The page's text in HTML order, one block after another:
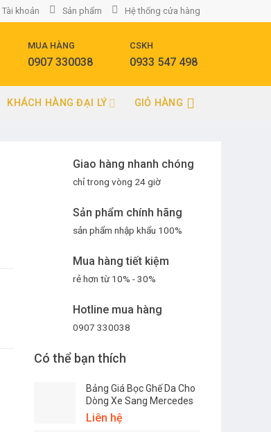
Tài khoản Sản phẩm Hệ thống cửa hàng
MUA HÀNG
0907 330038
CSKH
0933 547 498
KHÁCH HÀNG ĐẠI LÝ GIỎ HÀNG
Giao hàng nhanh chóng
chỉ trong vòng 24 giờ
Sản phẩm chính hãng
sản phẩm nhập khẩu 100%
Mua hàng tiết kiệm
rẻ hơn từ 10% - 30%
Hotline mua hàng
0907 330038
Có thể bạn thích
Bảng Giá Bọc Ghế Da Cho
Dòng Xe Sang Mercedes
Liên hệ